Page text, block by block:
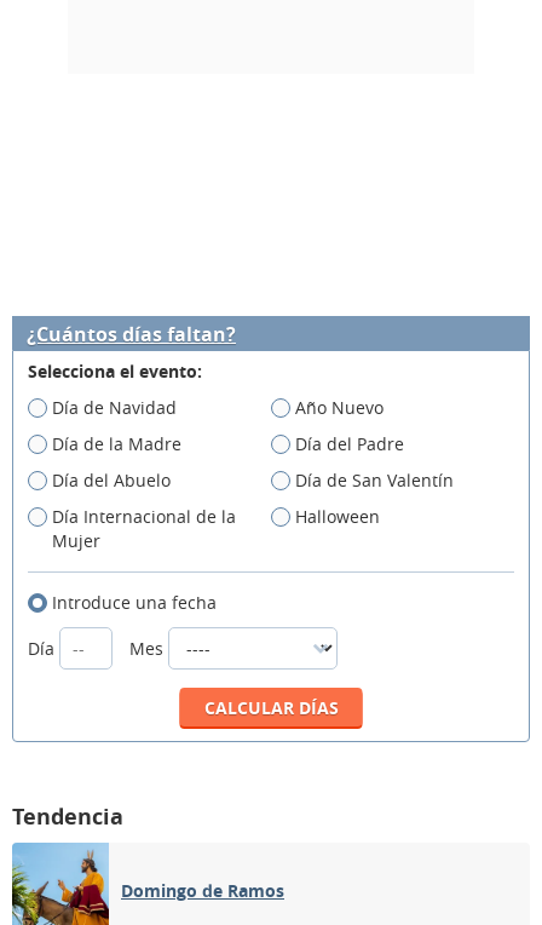
¿Cuántos días faltan?
Selecciona el evento:
Día de Navidad
Año Nuevo
Día de la Madre
Día del Padre
Día del Abuelo
Día de San Valentín
Día Internacional de la
Mujer
Halloween
Introduce una fecha
Día
Mes
Tendencia
Domingo de Ramos